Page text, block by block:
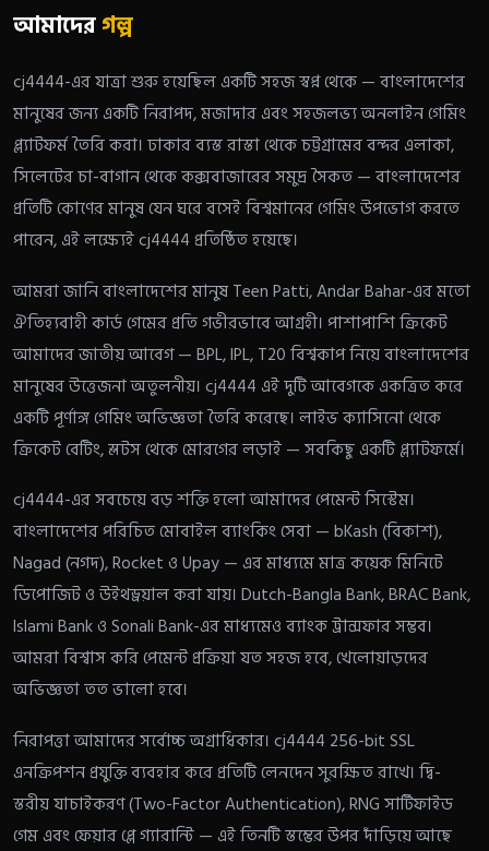
আমাদেরগল্প
cj4444-এর যাত্রা শুরু হয়েছিল একটি সহজ স্বপ্ন থেকে — বাংলাদেশের
মানুষের জন্য একটি নিরাপদ, মজাদার এবং সহজলভ্য অনলাইন গেমিং
প্ল্যাটফর্ম তৈরি করা। ঢাকার ব্যস্ত রাস্তা থেকে চট্টগ্রামের বন্দর এলাকা,
সিলেটের চা-বাগান থেকে কক্সবাজারের সমুদ্র সৈকত — বাংলাদেশের
প্রতিটি কোণের মানুষ যেন ঘরে বসেই বিশ্বমানের গেমিং উপভোগ করতে
পারেন, এই লক্ষ্যেই cj4444 প্রতিষ্ঠিত হয়েছে।
আমরা জানি বাংলাদেশের মানুষ Teen Patti, Andar Bahar-এর মতো
ঐতিহ্যবাহী কার্ড গেমের প্রতি গভীরভাবে আগ্রহী। পাশাপাশি ক্রিকেট
আমাদের জাতীয় আবেগ — BPL, IPL, T20 বিশ্বকাপ নিয়ে বাংলাদেশের
মানুষের উত্তেজনা অতুলনীয়। cj4444 এই দুটি আবেগকে একত্রিত করে
একটি পূর্ণাঙ্গ গেমিং অভিজ্ঞতা তৈরি করেছে। লাইভ ক্যাসিনো থেকে
ক্রিকেট বেটিং, স্লটস থেকে মোরগের লড়াই — সবকিছু একটি প্ল্যাটফর্মে।
cj4444-এর সবচেয়ে বড় শক্তি হলো আমাদের পেমেন্ট সিস্টেম।
বাংলাদেশের পরিচিত মোবাইল ব্যাংকিং সেবা — bKash (বিকাশ),
Nagad (নগদ), Rocket ও Upay — এর মাধ্যমে মাত্র কয়েক মিনিটে
ডিপোজিট ও উইথড্রয়াল করা যায়। Dutch-Bangla Bank, BRAC Bank,
Islami Bank ও Sonali Bank-এর মাধ্যমেও ব্যাংক ট্রান্সফার সম্ভব।
আমরা বিশ্বাস করি পেমেন্ট প্রক্রিয়া যত সহজ হবে, খেলোয়াড়দের
অভিজ্ঞতা তত ভালো হবে।
নিরাপত্তা আমাদের সর্বোচ্চ অগ্রাধিকার। cj4444 256-bit SSL
এনক্রিপশন প্রযুক্তি ব্যবহার করে প্রতিটি লেনদেন সুরক্ষিত রাখে। দ্বি-
স্তরীয় যাচাইকরণ (Two-Factor Authentication), RNG সার্টিফাইড
গেম এবং ফেয়ার প্লে গ্যারান্টি — এই তিনটি স্তম্ভের উপর দাঁড়িয়ে আছে